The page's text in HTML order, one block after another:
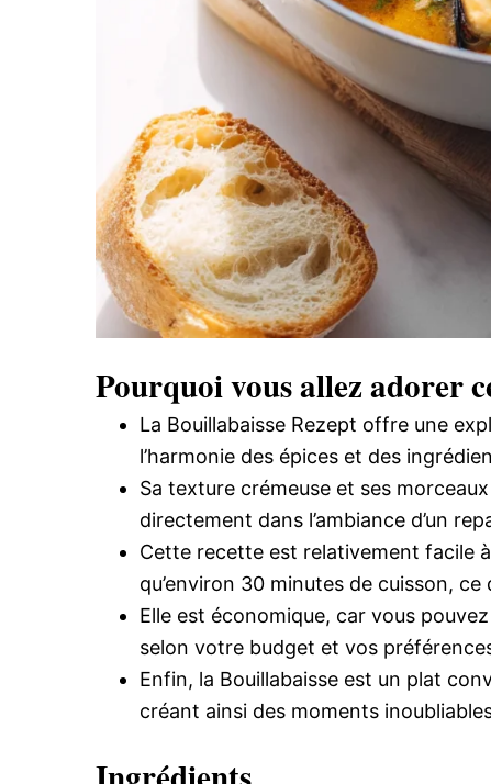
Pourquoi vous allez adorer
La Bouillabaisse Rezept offre une
l’harmonie des épices et des
Sa texture crémeuse et ses
directement dans l’ambiance d’un
Cette recette est relativement facile
qu’environ 30 minutes de cuisson,
Elle est économique, car vous
selon votre budget et vos
Enfin, la Bouillabaisse est un plat
créant ainsi des moments